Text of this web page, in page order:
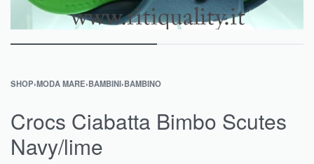
SHOP›MODA MARE›BAMBINI›BAMBINO
Crocs Ciabatta Bimbo Scutes
Navy/lime